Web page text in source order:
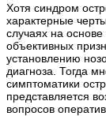
Хотя синдром
характерные
случаях на
объективных
установлению
диагноза. Тогда
симптоматики
представляется
вопросов